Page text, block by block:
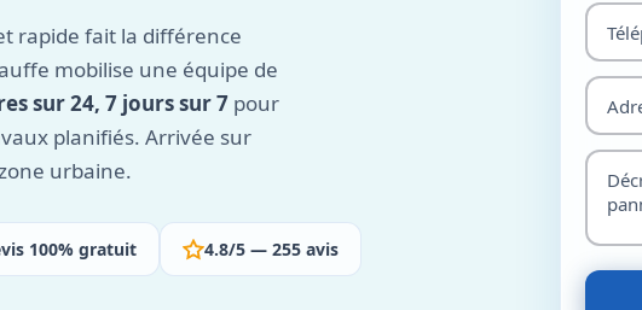
rapide fait la différence
mobilise une équipe de
sur 24, 7 jours sur 7 pour
planifiés. Arrivée sur
urbaine.
100% gratuit 4.8/5 — 255 avis